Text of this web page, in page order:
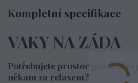
Kompletní specifikace
VAKY NA ZÁDA
Potřebujete prostor pro školní
někam za relaxem?